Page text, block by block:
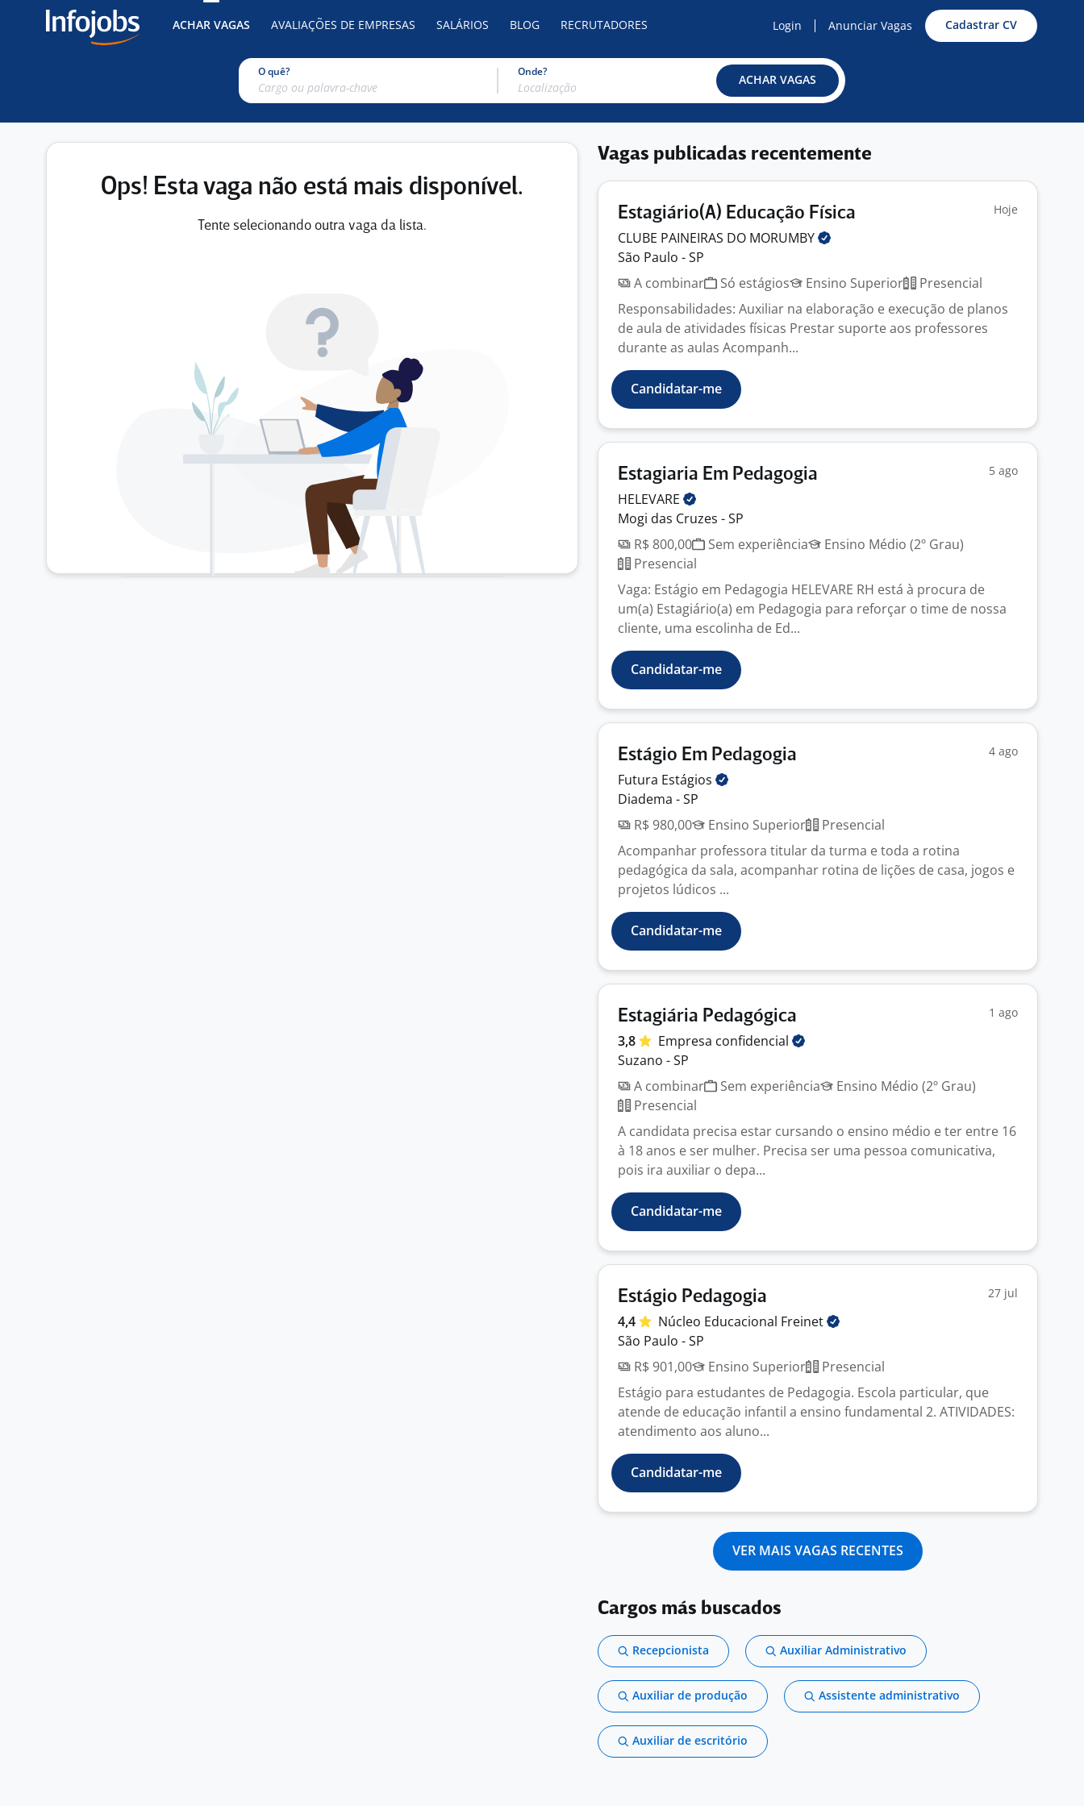
ACHAR VAGAS AVALIAÇÕES DE EMPRESAS SALÁRIOS BLOG RECRUTADORES Login Anunciar Vagas Cadastrar CV
O quê? Onde?
ACHAR VAGAS
Ops! Esta vaga não está mais disponível.
Tente selecionando outra vaga da lista.
Vagas publicadas recentemente
Estagiário(A) Educação Física Hoje
CLUBE PAINEIRAS DO MORUMBY
São Paulo - SP
A combinar
Só estágios Ensino Superior
Presencial
Responsabilidades: Auxiliar na elaboração e execução de planos
de aula de atividades físicas Prestar suporte aos professores
durante as aulas Acompanh...
Candidatar-me
Estagiaria Em Pedagogia 5 ago
HELEVARE
Mogi das Cruzes - SP
R$ 800,00
Sem experiência
Ensino Médio (2º Grau)
Presencial
Vaga: Estágio em Pedagogia HELEVARE RH está à procura de
um(a) Estagiário(a) em Pedagogia para reforçar o time de nossa
cliente, uma escolinha de Ed...
Candidatar-me
Estágio Em Pedagogia 4 ago
Futura Estágios
Diadema - SP
R$ 980,00
Ensino Superior
Presencial
Acompanhar professora titular da turma e toda a rotina
pedagógica da sala, acompanhar rotina de lições de casa, jogos e
projetos lúdicos ...
Candidatar-me
Estagiária Pedagógica 1 ago
3,8 Empresa confidencial
Suzano - SP
A combinar
Sem experiência
Ensino Médio (2º Grau)
Presencial
A candidata precisa estar cursando o ensino médio e ter entre 16
à 18 anos e ser mulher. Precisa ser uma pessoa comunicativa,
pois ira auxiliar o depa...
Candidatar-me
Estágio Pedagogia 27 jul
4,4 Núcleo Educacional Freinet
São Paulo - SP
R$ 901,00
Ensino Superior
Presencial
Estágio para estudantes de Pedagogia. Escola particular, que
atende de educação infantil a ensino fundamental 2. ATIVIDADES:
atendimento aos aluno...
Candidatar-me
VER MAIS VAGAS RECENTES
Cargos más buscados
Recepcionista Auxiliar Administrativo
Auxiliar de produção Assistente administrativo
Auxiliar de escritório